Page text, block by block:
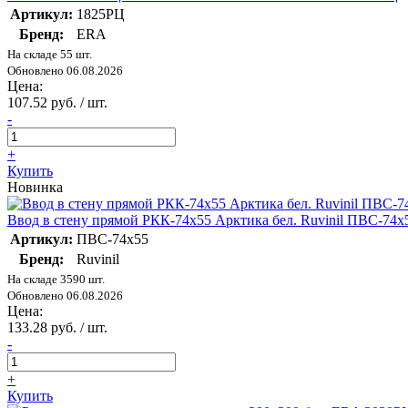
Артикул: 1825РЦ
Бренд:
ERA
На складе 55 шт.
Обновлено 06.08.2026
Цена:
107.52 руб. / шт.
-
+
Купить
Новинка
Ввод в стену прямой РКК-74х55 Арктика бел. Ruvinil ПВС-
Артикул: ПВС-74х55
Бренд:
Ruvinil
На складе 3590 шт.
Обновлено 06.08.2026
Цена:
133.28 руб. / шт.
-
+
Купить